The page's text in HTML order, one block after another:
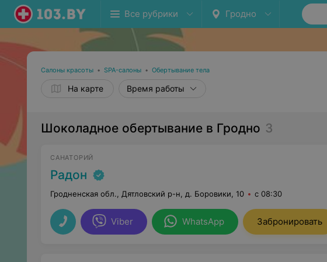
Все рубрики Гродно
Салоны красоты • SPA-салоны • Обертывание тела
На карте Время работы
Шоколадное обертывание в Гродно 3
САНАТОРИЙ
Радон
Гродненская обл., Дятловский р-н, д. Боровики, 10 с 08:30
Viber WhatsApp Забронировать